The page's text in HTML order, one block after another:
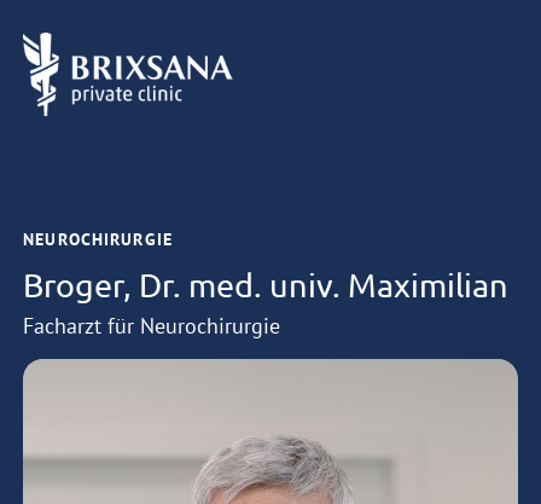
NEUROCHIRURGIE
Broger, Dr. med. univ. Maximilian
Facharzt für Neurochirurgie